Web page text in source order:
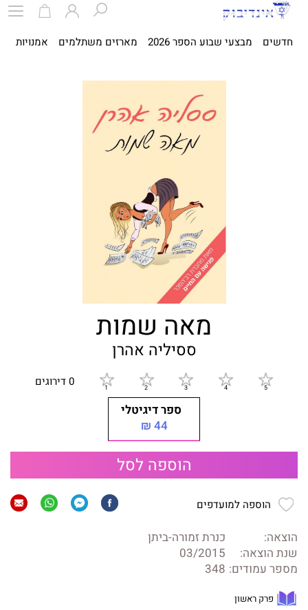
חדשים מבצעי שבוע הספר 2026 מארזים משתלמים אמנויות
מאה שמות
ססיליה אהרן
0 דירוגים
ספר דיגיטלי
44 ₪
הוספה לסל
הוספה למועדפים
הוצאה:
כנרת זמורה-ביתן
שנת הוצאה:
03/2015
מספר עמודים: 348
פרק ראשון